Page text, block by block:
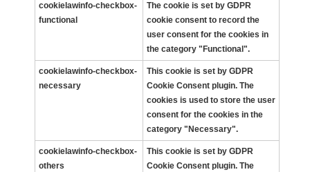
cookielawinfo-checkbox-
functional
The cookie is set by GDPR
cookie consent to record the
user consent for the cookies in
the category "Functional".
cookielawinfo-checkbox-
necessary
This cookie is set by GDPR
Cookie Consent plugin. The
cookies is used to store the user
consent for the cookies in the
category "Necessary".
cookielawinfo-checkbox-
others
This cookie is set by GDPR
Cookie Consent plugin. The